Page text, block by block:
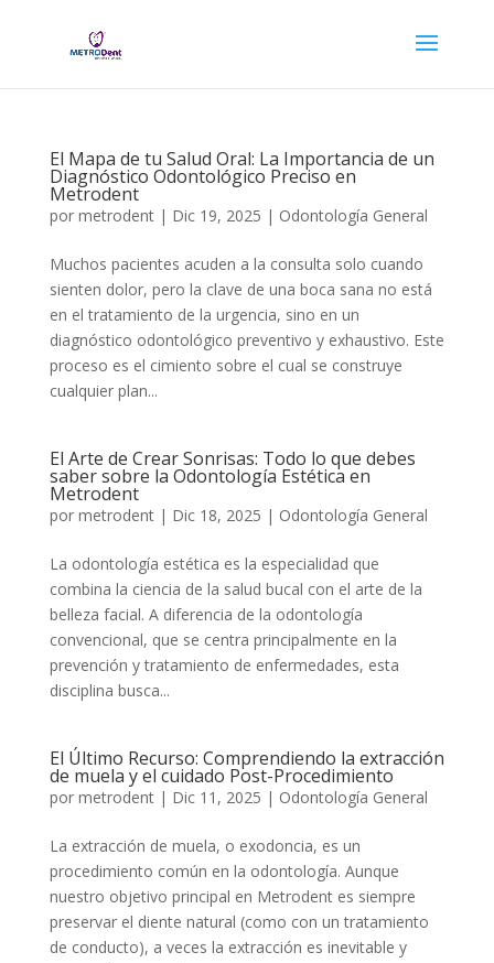
El Mapa de tu Salud Oral: La Importancia de un
Diagnóstico Odontológico Preciso en
Metrodent
por metrodent| Dic 19, 2025 | Odontología General
Muchos pacientes acuden a la consulta solo cuando
sienten dolor, pero la clave de una boca sana no está
en el tratamiento de la urgencia, sino en un
diagnóstico odontológico preventivo y exhaustivo. Este
proceso es el cimiento sobre el cual se construye
cualquier plan...
El Arte de Crear Sonrisas: Todo lo que debes
saber sobre la Odontología Estética en
Metrodent
por metrodent| Dic 18, 2025 | Odontología General
La odontología estética es la especialidad que
combina la ciencia de la salud bucal con el arte de la
belleza facial. A diferencia de la odontología
convencional, que se centra principalmente en la
prevención y tratamiento de enfermedades, esta
disciplina busca...
El Último Recurso: Comprendiendo la extracción
de muela y el cuidado Post-Procedimiento
por metrodent| Dic 11, 2025 | Odontología General
La extracción de muela, o exodoncia, es un
procedimiento común en la odontología. Aunque
nuestro objetivo principal en Metrodent es siempre
preservar el diente natural (como con un tratamiento
de conducto), a veces la extracción es inevitable y